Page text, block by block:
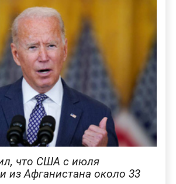
что США с июля
из Афганистана около 33